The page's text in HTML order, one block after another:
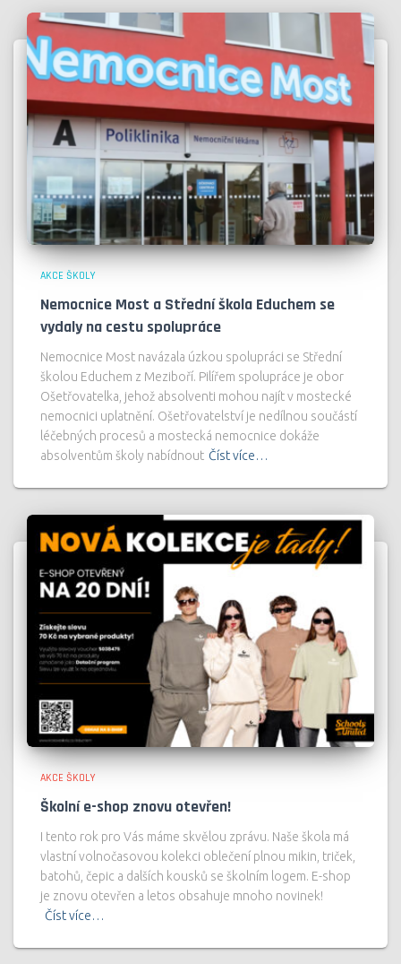
AKCE ŠKOLY
Nemocnice Most a Střední škola Educhem se
vydaly na cestu spolupráce
Nemocnice Most navázala úzkou spolupráci se Střední
školou Educhem z Meziboří. Pilířem spolupráce je obor
Ošetřovatelka, jehož absolventi mohou najít v mostecké
nemocnici uplatnění. Ošetřovatelství je nedílnou součástí
léčebných procesů a mostecká nemocnice dokáže
absolventům školy nabídnout Číst více…
AKCE ŠKOLY
Školní e-shop znovu otevřen!
I tento rok pro Vás máme skvělou zprávu. Naše škola má
vlastní volnočasovou kolekci oblečení plnou mikin, triček,
batohů, čepic a dalších kousků se školním logem. E-shop
je znovu otevřen a letos obsahuje mnoho novinek!
Číst více…